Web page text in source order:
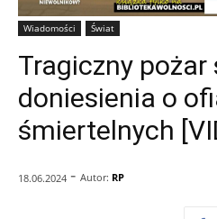
Wiadomości Świat
Tragiczny pożar
doniesienia o
śmiertelnych
18.06.2024 - Autor: RP